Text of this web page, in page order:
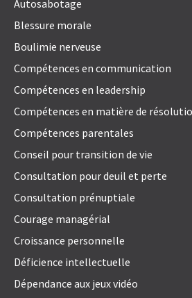
Autosabotage
Blessure morale
Boulimie nerveuse
Compétences en communication
Compétences en leadership
Compétences en matière de
Compétences parentales
Conseil pour transition de vie
Consultation pour deuil et perte
Consultation prénuptiale
Courage managérial
Croissance personnelle
Déficience intellectuelle
Dépendance aux jeux vidéo